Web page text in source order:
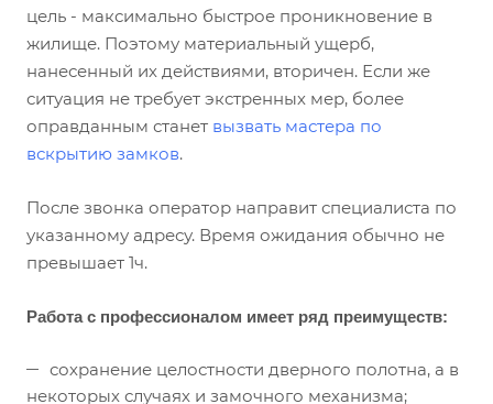
цель - максимально быстрое проникновение в
жилище. Поэтому материальный ущерб,
нанесенный их действиями, вторичен. Если же
ситуация не требует экстренных мер, более
оправданным станет вызвать мастера по
вскрытию замков.
После звонка оператор направит специалиста по
указанному адресу. Время ожидания обычно не
превышает 1ч.
Работа с профессионалом имеет ряд преимуществ:
сохранение целостности дверного полотна, а в
некоторых случаях и замочного механизма;